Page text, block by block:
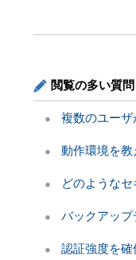
閲覧の多い質問
複数のユーザ
動作環境を
どのような
バックアップ
認証強度を確